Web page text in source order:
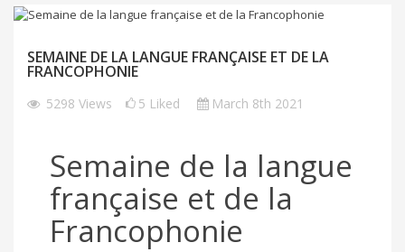
SEMAINE DE LA LANGUE FRANÇAISE ET DE LA
FRANCOPHONIE
5298 Views 5 Liked March 8th 2021
Semaine de la langue
française et de la
Francophonie